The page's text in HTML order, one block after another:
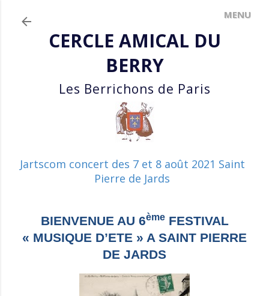
CERCLE AMICAL DU
BERRY
Les Berrichons de Paris
Jartscom concert des 7 et 8 août 2021 Saint
Pierre de Jards
BIENVENUE AU 6èmeFESTIVAL
« MUSIQUE D’ETE » A SAINT PIERRE
DE JARDS